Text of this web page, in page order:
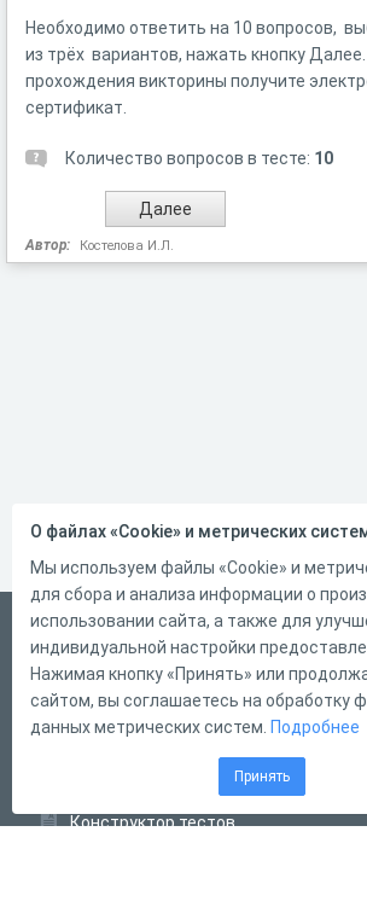
Необходимо ответить на 10 вопросов,
из трёх вариантов, нажать кнопку
прохождения викторины получите
сертификат.
Количество вопросов в тесте: 10
Автор: Костелова И.Л.
Русский
Справка
Форма обратной связи
Конструктор тестов
О файлах «Cookie» и метрических
Мы используем файлы «Cookie» и
для сбора и анализа информации о
использовании сайта, а также для
индивидуальной настройки
Нажимая кнопку «Принять» или
сайтом, вы соглашаетесь на обработку
данных метрических систем. Подробнее
Принять